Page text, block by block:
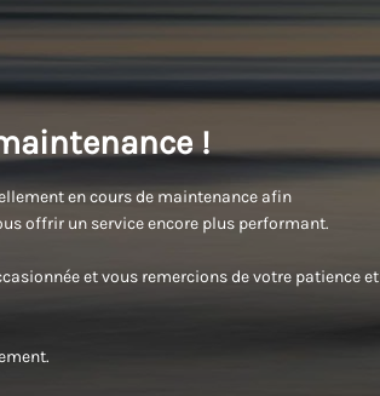
!
en cours de maintenance afin
offrir un service encore plus performant.
et vous remercions de votre patience et